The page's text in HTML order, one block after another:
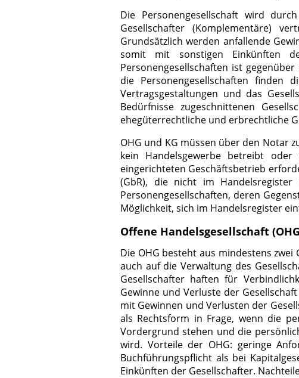
Die Personengesellschaft wird
Gesellschafter (Komplementäre)
Grundsätzlich werden anfallende
somit mit sonstigen Einkünften
Personengesellschaften ist
die Personengesellschaften finden
Vertragsgestaltungen und das
Bedürfnisse zugeschnittenen
ehegüterrechtliche und erbrechtliche
OHG und KG müssen über den Notar
kein Handelsgewerbe betreibt
eingerichteten Geschäftsbetrieb
(GbR), die nicht im Handelsregister
Personengesellschaften, deren
Möglichkeit, sich im Handelsregister
Offene Handelsgesellschaft
Die OHG besteht aus mindestens
auch auf die Verwaltung des
Gesellschafter haften für
Gewinne und Verluste der
mit Gewinnen und Verlusten der
als Rechtsform in Frage, wenn die
Vordergrund stehen und die
wird. Vorteile der OHG: geringe
Buchführungspflicht als bei
Einkünften der Gesellschafter.